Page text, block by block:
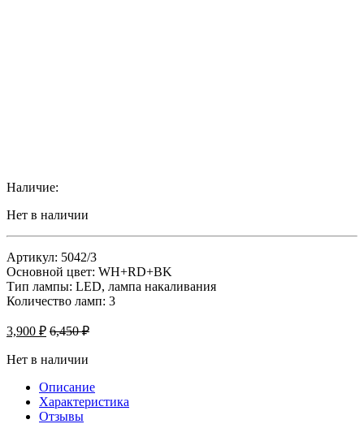
Наличие:
Нет в наличии
Артикул: 5042/3
Основной цвет: WH+RD+BK
Тип лампы: LED, лампа накаливания
Количество ламп: 3
3,900 ₽ 6,450₽
Нет в наличии
Описание
Характеристика
Отзывы